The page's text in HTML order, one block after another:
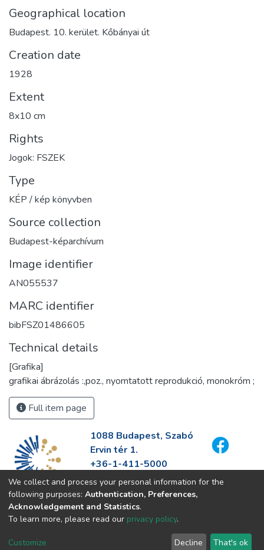
Geographical location
Budapest. 10. kerület. Kőbányai út
Creation date
1928
Extent
8x10 cm
Rights
Jogok: FSZEK
Type
KÉP / kép könyvben
Source collection
Budapest-képarchívum
Image identifier
AN055537
MARC identifier
bibFSZ01486605
Technical details
[Grafika]
grafikai ábrázolás :,poz., nyomtatott reprodukció, monokróm ;
Full item page
1088 Budapest, Szabó
Ervin tér 1.
+36-1-411-5000
info@fszek.hu
https://fszek.hu
We collect and process your personal information for the
following purposes: Authentication, Preferences,
Acknowledgement and Statistics.
To learn more, please read our privacy policy.
Customize Decline That's ok